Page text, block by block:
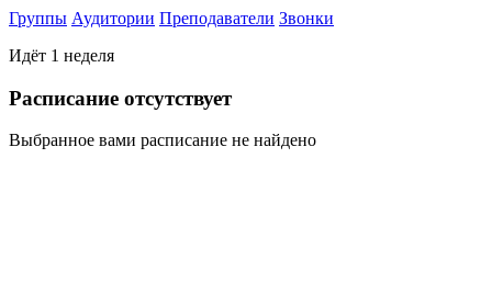
Группы Аудитории Преподаватели Звонки
Идёт 1 неделя
Раcписание отсутствует
Выбранное вами расписание не найдено